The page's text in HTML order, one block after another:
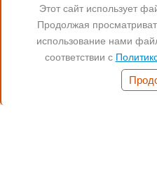
Читайте нас:
Понед.- Пятн. 11:00-
Этот сайт использует
Продолжая
использование нами
соответствии с